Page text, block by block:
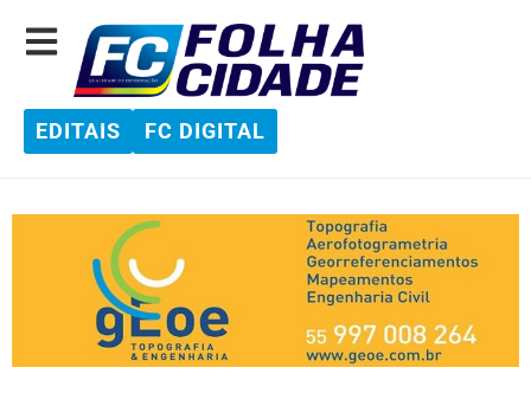
EDITAIS FC DIGITAL